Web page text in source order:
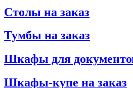
Столы на заказ
Тумбы на заказ
Шкафы для
Шкафы-купе на заказ